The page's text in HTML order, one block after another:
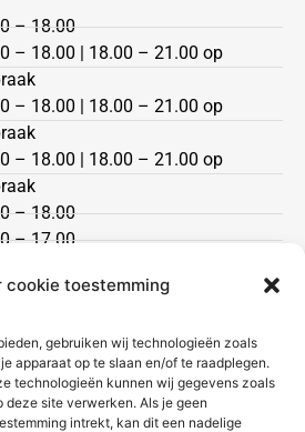
cookie toestemming
gebruiken wij technologieën zoals
apparaat op te slaan en/of te raadplegen.
technologieën kunnen wij gegevens zoals
deze site verwerken. Als je geen
intrekt, kan dit een nadelige
– 18.00
– 18.00 | 18.00 – 21.00 op
– 18.00 | 18.00 – 21.00 op
– 18.00 | 18.00 – 21.00 op
– 18.00
– 17.00
ons op via telefoon of mail.